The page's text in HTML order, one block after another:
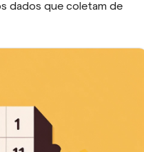
dados que coletam de